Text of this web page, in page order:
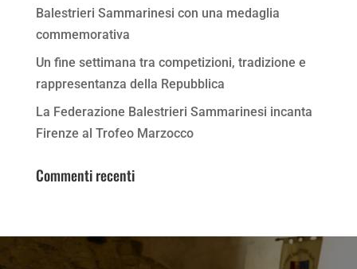
Balestrieri Sammarinesi con una medaglia
commemorativa
Un fine settimana tra competizioni, tradizione e
rappresentanza della Repubblica
La Federazione Balestrieri Sammarinesi incanta
Firenze al Trofeo Marzocco
Commenti recenti